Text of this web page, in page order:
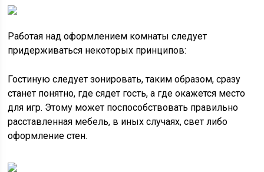
Работая над оформлением комнаты следует
придерживаться некоторых принципов:
Гостиную следует зонировать, таким образом, сразу
станет понятно, где сядет гость, а где окажется место
для игр. Этому может поспособствовать правильно
расставленная мебель, в иных случаях, свет либо
оформление стен.